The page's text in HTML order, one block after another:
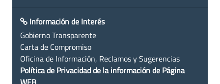
Información de Interés
Gobierno Transparente
Carta de Compromiso
Oficina de Información, Reclamos y Sugerencias
Política de Privacidad de la información de Página